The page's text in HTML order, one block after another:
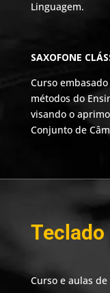
Linguagem.
SAXOFONE
Curso
métodos do
visando o
Conjunto de
Teclado
Curso e aulas de